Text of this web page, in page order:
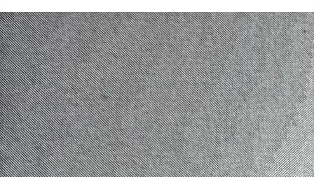
К принудительным
работам приговорён
красноярец за
фиктивную
регистрацию
иностранцев